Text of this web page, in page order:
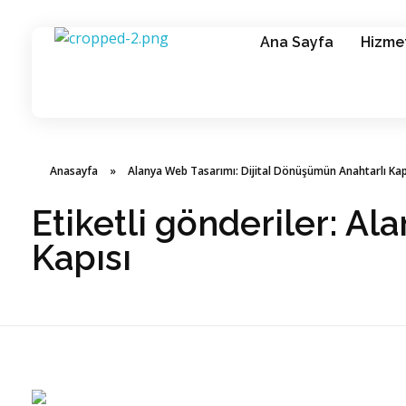
Ana Sayfa
Anasayfa » Alanya Web Tasarımı: Dijital Dönüşümün Anahtarlı
Etiketli gönderiler:
Kapısı